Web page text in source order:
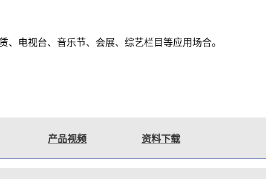
、电视台、音乐节、会展、综艺栏目等应用场合。
产品视频 资料下载